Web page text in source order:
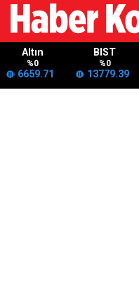
Altın
%0
6659.71
BIST
%0
13779.39